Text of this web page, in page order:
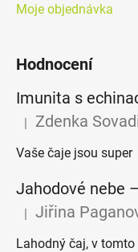
Moje objednávka
Hodnocení
Imunita s
Hodnocení produktu
Zdenka
Vaše čaje jsou super
Jahodové nebe
Hodnocení produktu
Jiřina
Lahodný čaj, v tomto